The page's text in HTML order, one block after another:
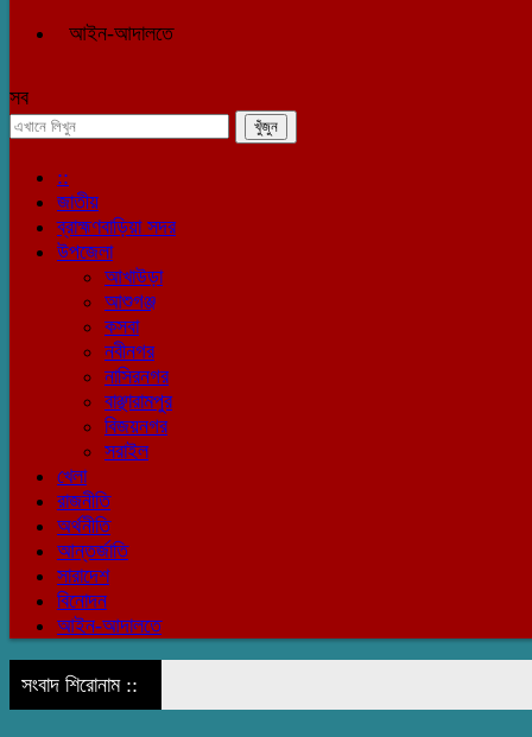
আইন-আদালতে
সব
::
জাতীয়
ব্রাহ্মণবাড়িয়া সদর
উপজেলা
আখাউড়া
আশুগঞ্জ
কসবা
নবীনগর
নাসিরনগর
বাঞ্ছারামপুর
বিজয়নগর
সরাইল
খেলা
রাজনীতি
অর্থনীতি
আন্তর্জাতি
সারাদেশ
বিনোদন
আইন-আদালতে
সংবাদ শিরোনাম ::